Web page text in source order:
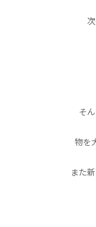
そ
物を
また